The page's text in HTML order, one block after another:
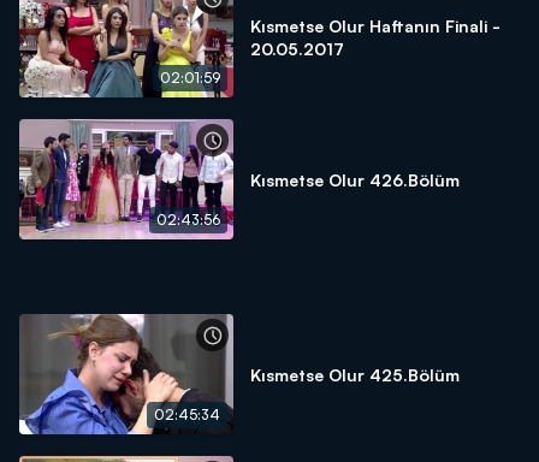
02:01:59
Kısmetse Olur Haftanın Finali -
20.05.2017
02:43:56
Kısmetse Olur 426.Bölüm
02:45:34
Kısmetse Olur 425.Bölüm